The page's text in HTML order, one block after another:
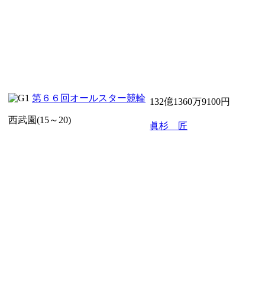
第６６回オールスター競輪
西武園(15～20)
132億1360万9100円
眞杉 匠